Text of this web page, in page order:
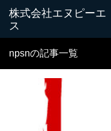
npsnの記事一覧